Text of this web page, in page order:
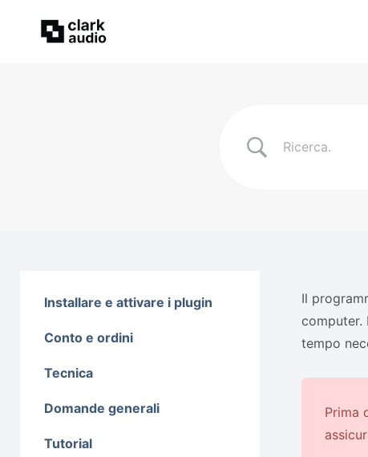
Installare e attivare i plugin
Conto e ordini
Tecnica
Domande generali
Tutorial
Il
computer.
tempo
Prima